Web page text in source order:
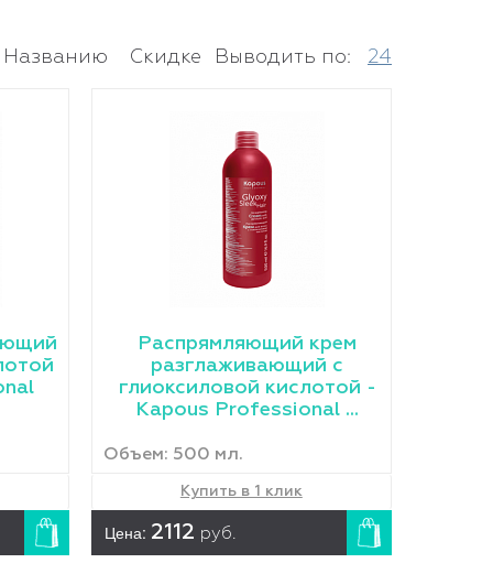
Названию Скидке 24
Выводить по:
Распрямляющий крем
разглаживающий с
глиоксиловой кислотой -
Kapous Professional ...
Объем: 500 мл.
Купить в 1 клик
Цена: 2112 руб.